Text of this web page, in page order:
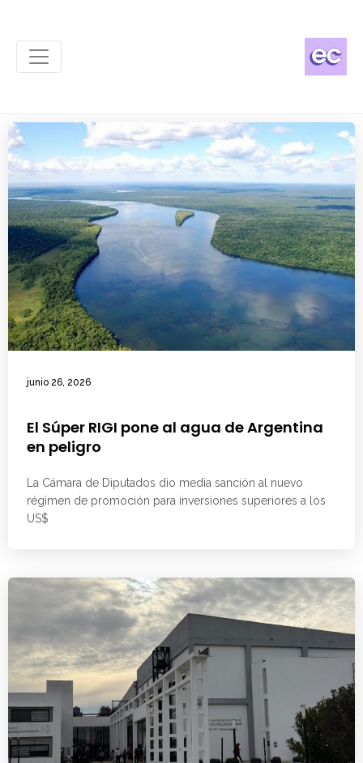
junio 26, 2026
El Súper RIGI pone al agua de Argentina
en peligro
La Cámara de Diputados dio media sanción al nuevo
régimen de promoción para inversiones superiores a los
US$